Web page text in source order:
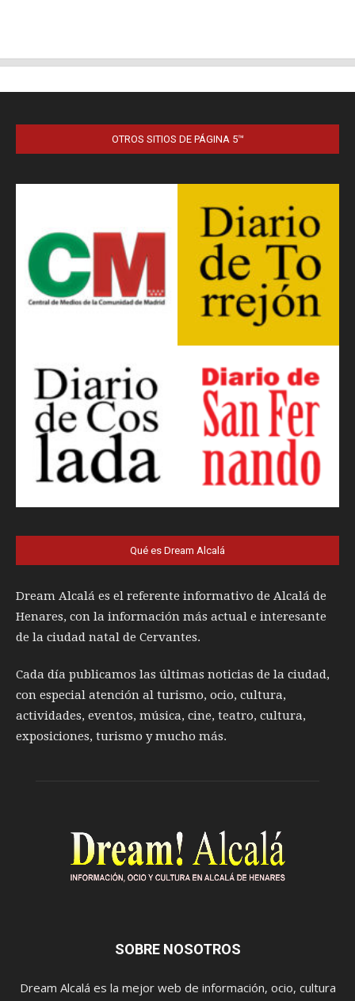
OTROS SITIOS DE PÁGINA 5™
Qué es Dream Alcalá
Dream Alcalá es el referente informativo de Alcalá de
Henares, con la información más actual e interesante
de la ciudad natal de Cervantes.
Cada día publicamos las últimas noticias de la ciudad,
con especial atención al turismo, ocio, cultura,
actividades, eventos, música, cine, teatro, cultura,
exposiciones, turismo y mucho más.
SOBRE NOSOTROS
Dream Alcalá es la mejor web de información, ocio, cultura